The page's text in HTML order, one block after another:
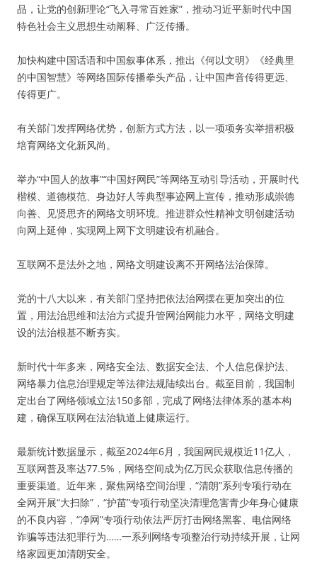
品，让党的创新理论“飞入寻常百姓家”，推动习近平新时代中国
特色社会主义思想生动阐释、广泛传播。
加快构建中国话语和中国叙事体系，推出《何以文明》《经典里
的中国智慧》等网络国际传播拳头产品，让中国声音传得更远、
传得更广。
有关部门发挥网络优势，创新方式方法，以一项项务实举措积极
培育网络文化新风尚。
举办“中国人的故事”“中国好网民”等网络互动引导活动，开展时代
楷模、道德模范、身边好人等典型事迹网上宣传，推动形成崇德
向善、见贤思齐的网络文明环境。推进群众性精神文明创建活动
向网上延伸，实现网上网下文明建设有机融合。
互联网不是法外之地，网络文明建设离不开网络法治保障。
党的十八大以来，有关部门坚持把依法治网摆在更加突出的位
置，用法治思维和法治方式提升管网治网能力水平，网络文明建
设的法治根基不断夯实。
新时代十年多来，网络安全法、数据安全法、个人信息保护法、
网络暴力信息治理规定等法律法规陆续出台。截至目前，我国制
定出台了网络领域立法150多部，完成了网络法律体系的基本构
建，确保互联网在法治轨道上健康运行。
最新统计数据显示，截至2024年6月，我国网民规模近11亿人，
互联网普及率达77.5%，网络空间成为亿万民众获取信息传播的
重要渠道。近年来，聚焦网络空间治理，“清朗”系列专项行动在
全网开展“大扫除”，“护苗”专项行动坚决清理危害青少年身心健康
的不良内容，“净网”专项行动依法严厉打击网络黑客、电信网络
诈骗等违法犯罪行为……一系列网络专项整治行动持续开展，让网
络家园更加清朗安全。